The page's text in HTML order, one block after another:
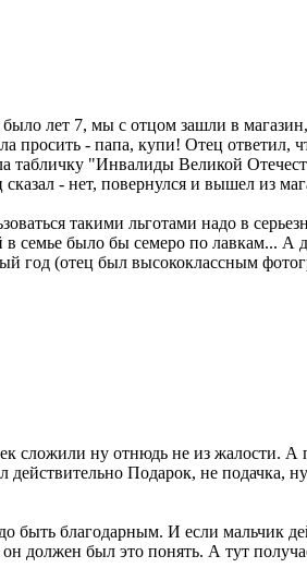
лет 7, мы с отцом зашли в
просить - папа, купи! Отец ответил,
табличку "Инвалиды Великой
- нет, повернулся и вышел из
такими льготами надо в
семье было бы семеро по лавкам... А
год (отец был высококлассным
сложили ну отнюдь не из жалости.
Подарок, не подачка,
быть благодарным. И если мальчик
должен был это понять. А тут